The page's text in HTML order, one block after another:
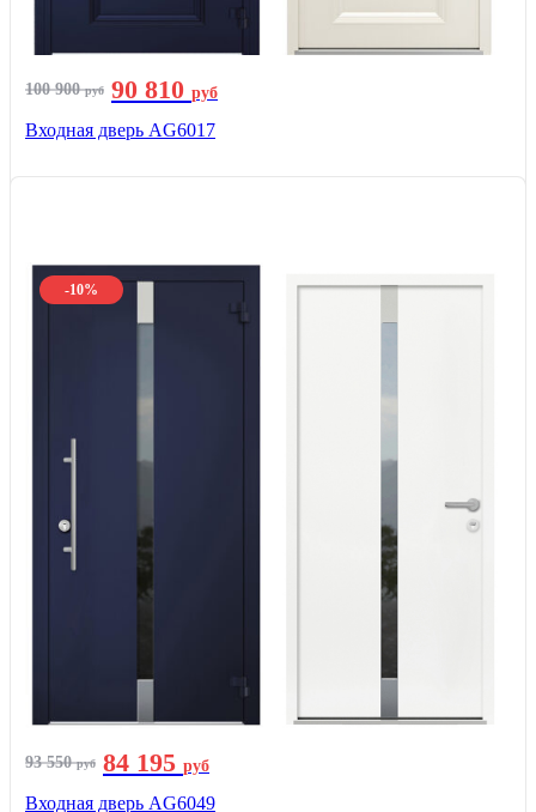
100 900руб 90 810 руб
Входная дверь AG6017
-10%
93 550руб 84 195 руб
Входная дверь AG6049